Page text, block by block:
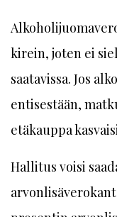
kirein, joten ei
saatavissa. Jos
entisestään,
etäkauppa
Hallitus voisi